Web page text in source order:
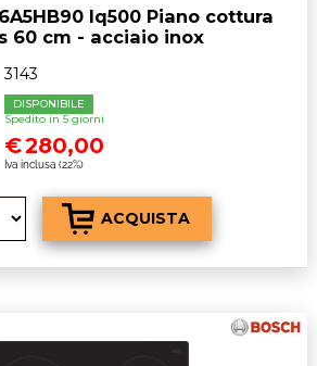
Iq500 Piano cottura
60 cm - acciaio inox
3143
DISPONIBILE
Spedito in 5 giorni
€280,00
Iva inclusa (22%)